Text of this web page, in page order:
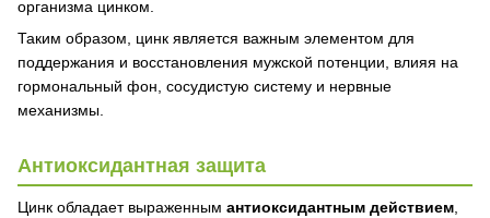
организма цинком.
Таким образом, цинк является важным элементом для
поддержания и восстановления мужской потенции, влияя на
гормональный фон, сосудистую систему и нервные
механизмы.
Антиоксидантная защита
Цинк обладает выраженным антиоксидантным действием